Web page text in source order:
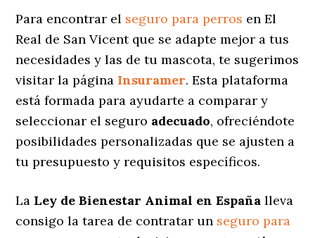
Para encontrar el seguro para perros en El
Real de San Vicent que se adapte mejor a tus
necesidades y las de tu mascota, te sugerimos
visitar la página Insuramer. Esta plataforma
está formada para ayudarte a comparar y
seleccionar el seguro adecuado, ofreciéndote
posibilidades personalizadas que se ajusten a
tu presupuesto y requisitos específicos.
La Ley de Bienestar Animal en España lleva
consigo la tarea de contratar un seguro para